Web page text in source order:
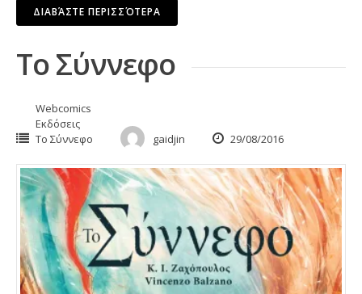
ΔΙΑΒΆΣΤΕ ΠΕΡΙΣΣΌΤΕΡΑ
To Σύννεφο
Webcomics
Εκδόσεις
Το Σύννεφο
gaidjin 29/08/2016